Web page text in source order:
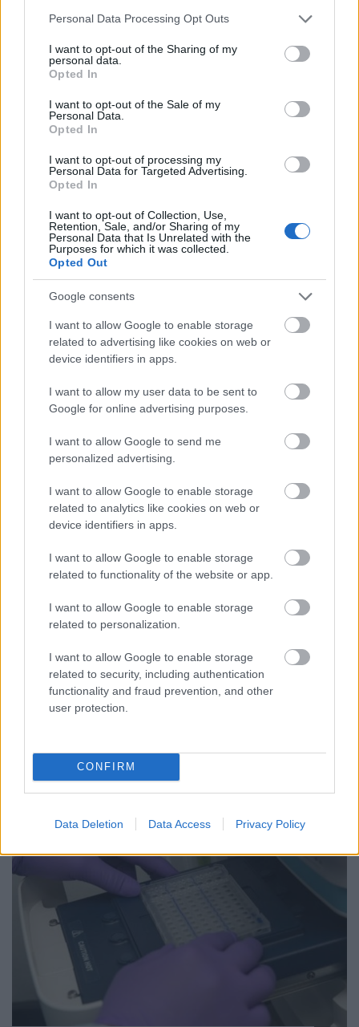
Please note that this website/app uses one or more Google
not limited to your visit or usage behaviour. You may click to
grant or deny consent to Google and its third-party tags to
use your data for below specified purposes in below Google
consent section.
Personal Data Processing Opt Outs
I want to opt-out of the Sharing of my
personal data.
Opted In
I want to opt-out of the Sale of my
Personal Data.
Opted In
I want to opt-out of processing my
Personal Data for Targeted Advertising.
Opted In
I want to opt-out of Collection, Use,
Retention, Sale, and/or Sharing of my
Personal Data that Is Unrelated with the
Purposes for which it was collected.
Opted Out
Google consents
I want to allow Google to enable storage
related to advertising like cookies on web or
device identifiers in apps.
I want to allow my user data to be sent to
Google for online advertising purposes.
I want to allow Google to send me
personalized advertising.
I want to allow Google to enable storage
related to analytics like cookies on web or
device identifiers in apps.
I want to allow Google to enable storage
related to functionality of the website or app.
I want to allow Google to enable storage
related to personalization.
I want to allow Google to enable storage
related to security, including authentication
functionality and fraud prevention, and other
user protection.
CONFIRM
Data Deletion Data Access Privacy Policy
Áldoktort fogtunk: kamu
„Dr. Csabai Zsolt PhD”
Szkeptikus Blog•2020. december 15.
Csupán fogtechnikusi végzettsége van a magát sok
éve kutatóorvosnak kiadó Csabai Zsoltnak, aki
betegeknek orvosi tanácsokat, tévéműsoroknak ...
A srác és a hülye fizikusok? Nem
Hraskó Gábor•2020. október 13.
Olvasom ahíreket